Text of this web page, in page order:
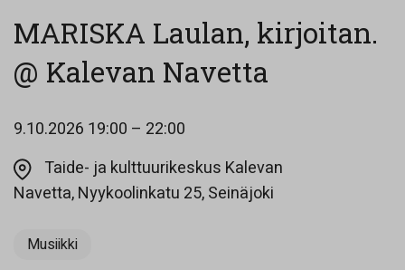
MARISKA Laulan, kirjoitan.
@ Kalevan Navetta
9.10.2026 19:00 – 22:00
Taide- ja kulttuurikeskus Kalevan
Navetta, Nyykoolinkatu 25, Seinäjoki
Musiikki